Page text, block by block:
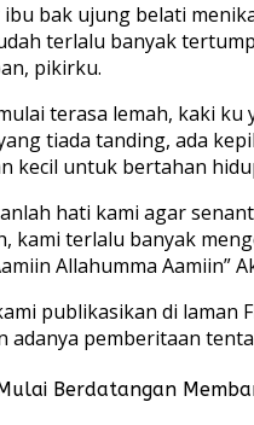
bak ujung belati
terlalu banyak
pikirku.
terasa lemah, kaki
tiada tanding, ada
kecil untuk bertahan
hati kami agar
kami terlalu banyak
Allahumma
publikasikan di laman
adanya pemberitaan
Berdatangan